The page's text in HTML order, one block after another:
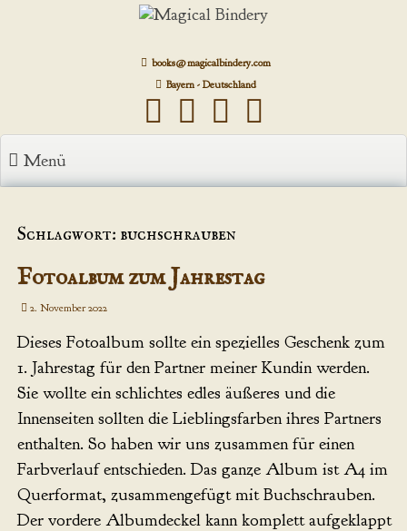
books@magicalbindery.com
Bayern - Deutschland
Menü
Schlagwort: buchschrauben
Fotoalbum zum Jahrestag
2. November 2022
Dieses Fotoalbum sollte ein spezielles Geschenk zum
1. Jahrestag für den Partner meiner Kundin werden.
Sie wollte ein schlichtes edles äußeres und die
Innenseiten sollten die Lieblingsfarben ihres Partners
enthalten. So haben wir uns zusammen für einen
Farbverlauf entschieden. Das ganze Album ist A4 im
Querformat, zusammengefügt mit Buchschrauben.
Der vordere Albumdeckel kann komplett aufgeklappt